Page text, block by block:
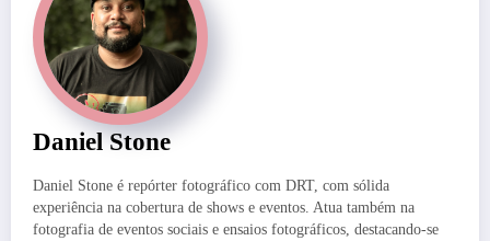
Daniel Stone
Daniel Stone é repórter fotográfico com DRT, com sólida
experiência na cobertura de shows e eventos. Atua também na
fotografia de eventos sociais e ensaios fotográficos, destacando-se